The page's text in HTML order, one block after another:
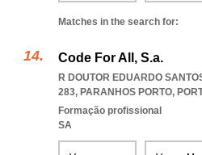
Matches in the search for:
Code For All, S.a.
R DOUTOR EDUARDO
283, PARANHOS PORTO,
Formação profissional
SA